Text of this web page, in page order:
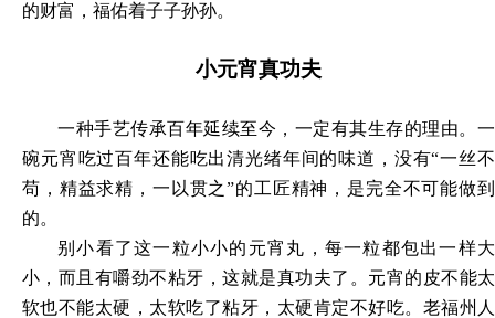
的财富，福佑着子子孙孙。
小元宵真功夫
一种手艺传承百年延续至今，一定有其生存的理由。一
碗元宵吃过百年还能吃出清光绪年间的味道，没有“一丝不
苟，精益求精，一以贯之”的工匠精神，是完全不可能做到
的。
别小看了这一粒小小的元宵丸，每一粒都包出一样大
小，而且有嚼劲不粘牙，这就是真功夫了。元宵的皮不能太
软也不能太硬，太软吃了粘牙，太硬肯定不好吃。老福州人